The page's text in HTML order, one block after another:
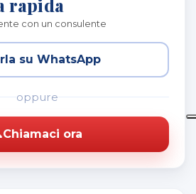
rapida
con un consulente
su WhatsApp
oppure
Chiamaci ora